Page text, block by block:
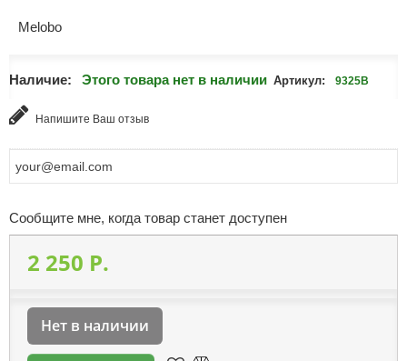
Melobo
Наличие: Этого товара нет в наличии Артикул: 9325В
Напишите Ваш отзыв
Сообщите мне, когда товар станет доступен
2 250 P.
Нет в наличии